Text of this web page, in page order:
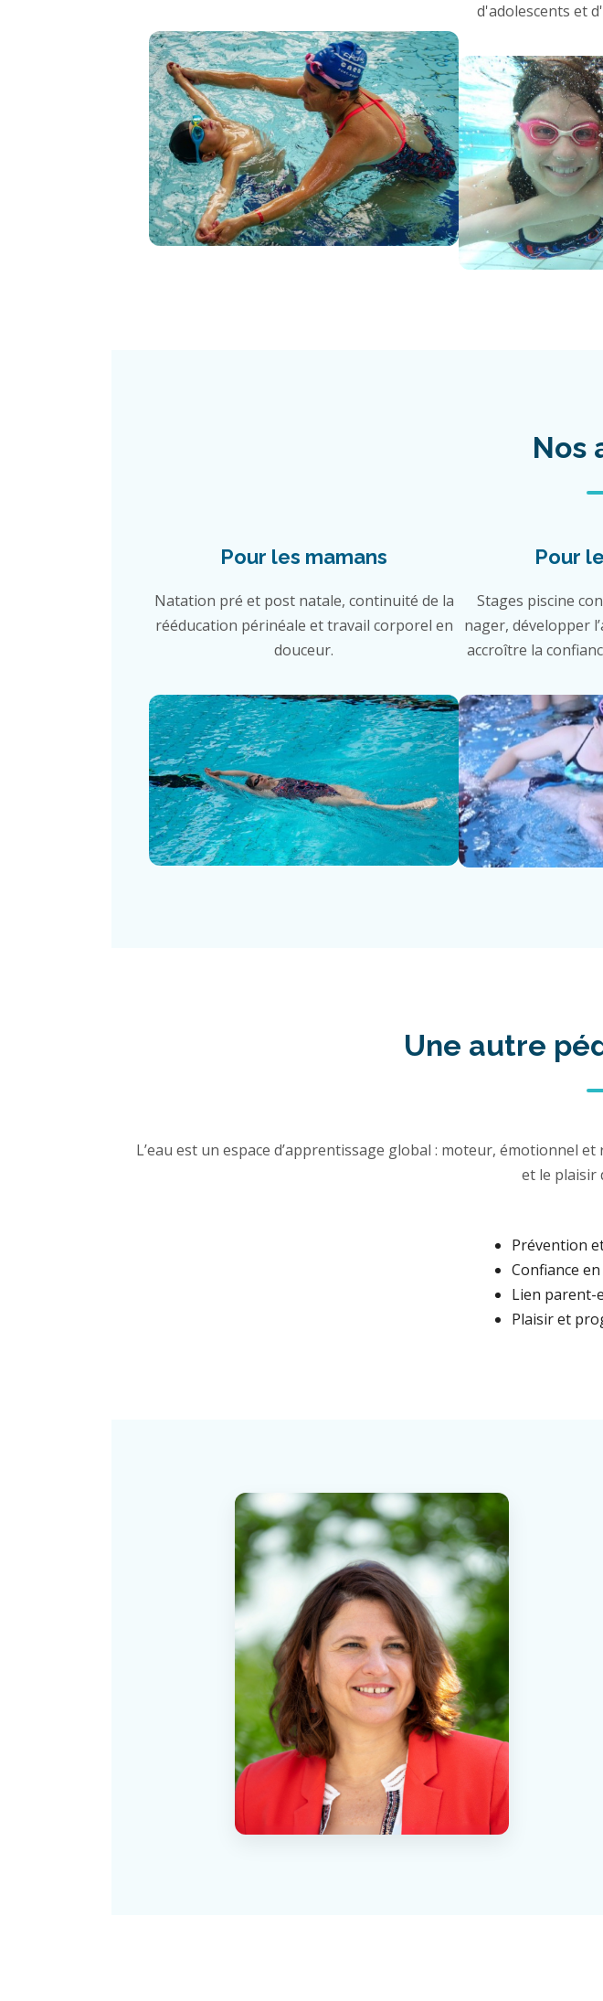
d'adolescents et
Nos
Pour les mamans
Natation pré et post natale, continuité de la
rééducation périnéale et travail corporel en
douceur.
Pour
Stages piscine
nager, développer
accroître la
Une autre
L’eau est un espace d’apprentissage global : moteur, émotionnel
et le plaisir
Prévention
Confiance
Lien parent-
Plaisir et